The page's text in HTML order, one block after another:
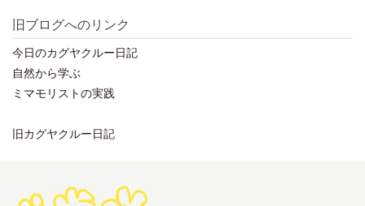
旧ブログへのリンク
今日のカグヤクルー日記
自然から学ぶ
ミマモリストの実践
旧カグヤクルー日記